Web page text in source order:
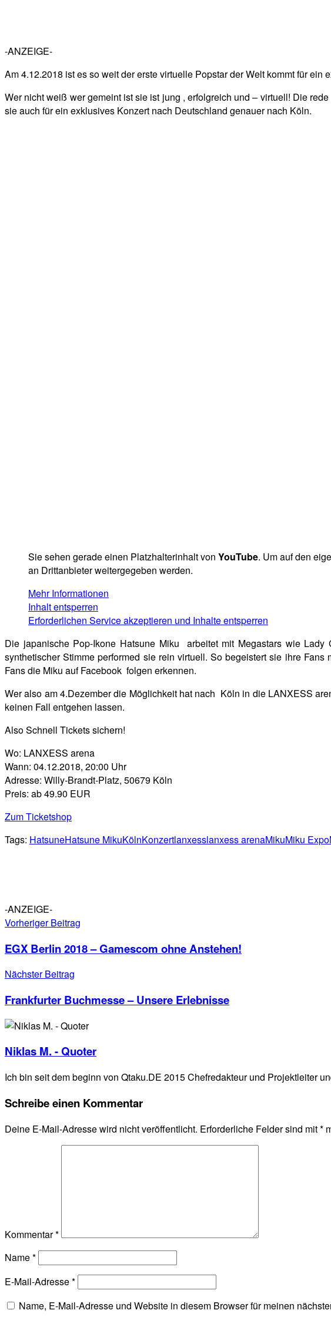
-ANZEIGE-
Am 4.12.2018 ist es so weit der erste virtuelle Popstar der Welt kommt für ein
Wer nicht weiß wer gemeint ist sie ist jung , erfolgreich und – virtuell! Die
sie auch für ein exklusives Konzert nach Deutschland genauer nach Köln.
Sie sehen gerade einen Platzhalterinhalt vonYouTube. Um auf den
an Drittanbieter weitergegeben werden.
Mehr Informationen
Inhalt entsperren
Erforderlichen Service akzeptieren und Inhalte entsperren
Die japanische Pop-Ikone Hatsune Miku arbeitet mit Megastars wie
synthetischer Stimme performed sie rein virtuell. So begeistert sie ihre
Fans die Miku auf Facebook folgen erkennen.
Wer also am 4.Dezember die Möglichkeit hat nach Köln in die LANXESS
keinen Fall entgehen lassen.
Also Schnell Tickets sichern!
Wo: LANXESS arena
Wann: 04.12.2018, 20:00 Uhr
Adresse: Willy-Brandt-Platz, 50679 Köln
Preis: ab 49.90 EUR
Zum Ticketshop
Tags: HatsuneHatsune MikuKölnKonzertlanxesslanxess arenaMikuMiku Expo
-ANZEIGE-
Vorheriger Beitrag
EGX Berlin 2018 – Gamescom ohne Anstehen!
Nächster Beitrag
Frankfurter Buchmesse – Unsere Erlebnisse
Niklas M. - Quoter
Ich bin seit dem beginn von Qtaku.DE 2015 Chefredakteur und Projektleiter
Schreibe einen Kommentar
Deine E-Mail-Adresse wird nicht veröffentlicht. Erforderliche Felder sind mit*
Kommentar*
Name*
E-Mail-Adresse*
Name, E-Mail-Adresse und Website in diesem Browser für meinen